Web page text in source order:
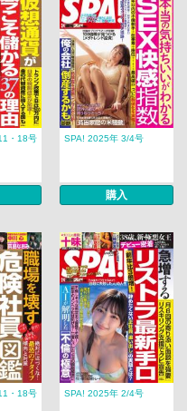
・18号 SPA! 2025年 3/4号
購入
・18号 SPA! 2025年 2/4号